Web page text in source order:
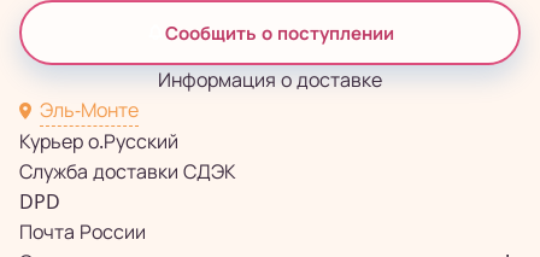
Сообщить о поступлении
Информация о доставке
Эль-Монте
Курьер о.Русский
Служба доставки СДЭК
DPD
Почта России